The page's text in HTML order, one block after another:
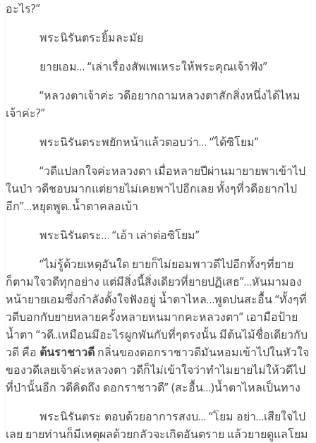
อะไร?”
พระนิรันตระยิ้มละมัย
ยายเอม… “เล่าเรื่องสัพเพเหระให้พระคุณเจ้าฟัง”
“หลวงตาเจ้าค่ะ วดีอยากถามหลวงตาสักสิ่งหนึ่งได้ไหม
เจ้าค่ะ?”
พระนิรันตระพยักหน้าแล้วตอบว่า… “ได้ซิโยม”
“วดีแปลกใจค่ะหลวงตา เมื่อหลายปีผ่านมายายพาเข้าไป
ในป่า วดีชอบมากแต่ยายไม่เคยพาไปอีกเลย ทั้งๆที่วดีอยากไป
อีก”…หยุดพูด..น้ำตาคลอเบ้า
พระนิรันตระ… “เอ้า เล่าต่อซิโยม”
“ไม่รู้ด้วยเหตุอันใด ยายก็ไม่ยอมพาวดีไปอีกทั้งๆที่ยาย
ก็ตามใจวดีทุกอย่าง แต่มีสิ่งนี้สิ่งเดียวที่ยายปฏิเสธ”…หันมามอง
หน้ายายเอมซึ่งกำลังตั้งใจฟังอยู่ น้ำตาไหล…พูดปนสะอื้น “ทั้งๆที่
วดีบอกกับยายหลายครั้งหลายหนมากคะหลวงตา” เอามือป้าย
น้ำตา “วดี..เหมือนมีอะไรผูกพันกับที่ๆตรงนั้น มีต้นไม้ชื่อเดียวกับ
วดี คือ ต้นราชาวดี กลิ่นของดอกราชาวดีมันหอมเข้าไปในหัวใจ
ของวดีเลยเจ้าค่ะหลวงตา วดีก็ไม่เข้าใจว่าทำไมยายไม่ให้วดีไป
ที่ป่านั้นอีก วดีคิดถึง ดอกราชาวดี” (สะอื้น…)น้ำตาไหลเป็นทาง
พระนิรันตระ ตอบด้วยอาการสงบ… “โยม อย่า…เสียใจไป
เลย ยายท่านก็มีเหตุผลด้วยกลัวจะเกิดอันตราย แล้วยายดูแลโยม